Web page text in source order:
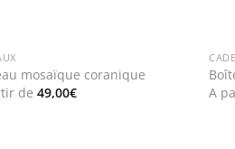
mosaïque coranique
de49,00€
A